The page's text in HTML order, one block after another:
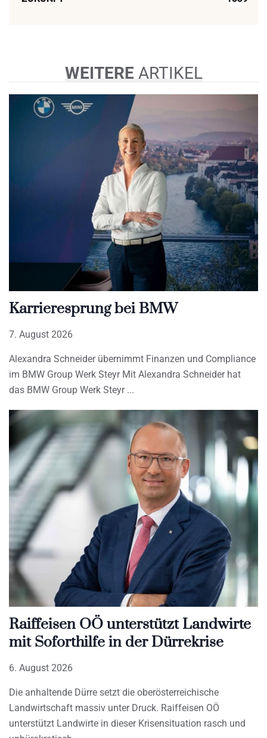
WEITEREARTIKEL
Karrieresprung bei BMW
7. August 2026
Alexandra Schneider übernimmt Finanzen und Compliance
im BMW Group Werk Steyr Mit Alexandra Schneider hat
das BMW Group Werk Steyr
Raiffeisen OÖ unterstützt Landwirte
mit Soforthilfe in der Dürrekrise
6. August 2026
Die anhaltende Dürre setzt die oberösterreichische
Landwirtschaft massiv unter Druck. Raiffeisen OÖ
unterstützt Landwirte in dieser Krisensituation rasch und